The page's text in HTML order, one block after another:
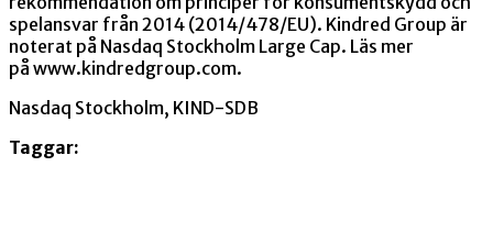
spelansvar från 2014 (2014/478/EU). Kindred Group är
noterat på Nasdaq Stockholm Large Cap. Läs mer
på www.kindredgroup.com.
Nasdaq Stockholm, KIND-SDB
Taggar: